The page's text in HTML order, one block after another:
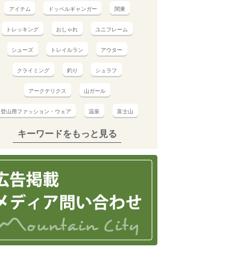
アイテム ドッペルギャンガー 関東
トレッキング おしゃれ ユニフレーム
シューズ トレイルラン アウター
クライミング 釣り シュラフ
アークテリクス 山ガール
登山用ファッション・ウェア 温泉 富士山
キーワードをもっと見る